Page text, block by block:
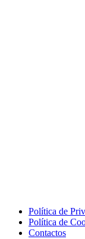
Política de
Política de
Contactos